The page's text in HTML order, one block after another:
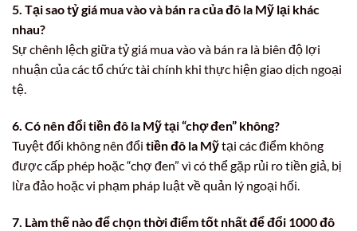
5. Tại sao tỷ giá mua vào và bán ra của đô la Mỹ lại khác
nhau?
Sự chênh lệch giữa tỷ giá mua vào và bán ra là biên độ lợi
nhuận của các tổ chức tài chính khi thực hiện giao dịch ngoại
tệ.
6. Có nên đổi tiền đô la Mỹ tại “chợ đen” không?
Tuyệt đối không nên đổi tiền đô la Mỹtại các điểm không
được cấp phép hoặc “chợ đen” vì có thể gặp rủi ro tiền giả, bị
lừa đảo hoặc vi phạm pháp luật về quản lý ngoại hối.
7. Làm thế nào để chọn thời điểm tốt nhất để đổi 1000 đô